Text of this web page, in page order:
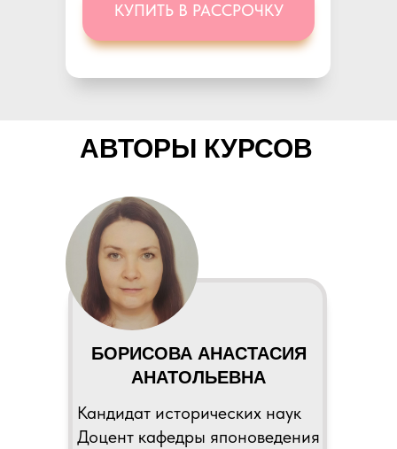
КУПИТЬ В РАССРОЧКУ
АВТОРЫ КУРСОВ
БОРИСОВА АНАСТАСИЯ
АНАТОЛЬЕВНА
Кандидат исторических наук
Доцент кафедры японоведения